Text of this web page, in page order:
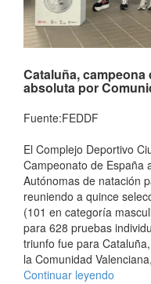
Cataluña,
absoluta por
Fuente:FEDDF
El Complejo Deportivo
Campeonato de España
Autónomas de natación
reuniendo a quince
(101 en categoría
para 628 pruebas
triunfo fue para
la Comunidad
Continuar leyendo